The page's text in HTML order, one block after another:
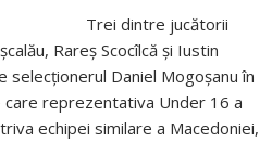
Trei dintre jucătorii
Rareş Scocîlcă şi Iustin
selecţionerul Daniel Mogoşanu în
care reprezentativa Under 16 a
echipei similare a Macedoniei,